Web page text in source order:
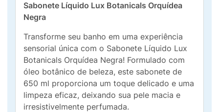
Sabonete Líquido Lux Botanicals Orquídea
Negra
Transforme seu banho em uma experiência
sensorial única com o Sabonete Líquido Lux
Botanicals Orquídea Negra! Formulado com
óleo botânico de beleza, este sabonete de
650 ml proporciona um toque delicado e uma
limpeza eficaz, deixando sua pele macia e
irresistivelmente perfumada.